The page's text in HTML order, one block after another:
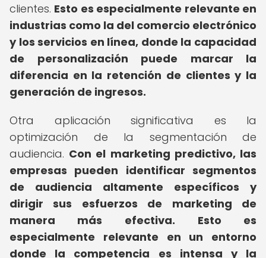
clientes. Esto es especialmente relevante en
industrias como la del comercio electrónico
y los servicios en línea, donde la capacidad
de personalización puede marcar la
diferencia en la retención de clientes y la
generación de ingresos.
Otra aplicación significativa es la
optimización de la segmentación de
audiencia. Con el marketing predictivo, las
empresas pueden identificar segmentos
de audiencia altamente específicos y
dirigir sus esfuerzos de marketing de
manera más efectiva.
Esto es
especialmente relevante en un entorno
donde la competencia es intensa y la